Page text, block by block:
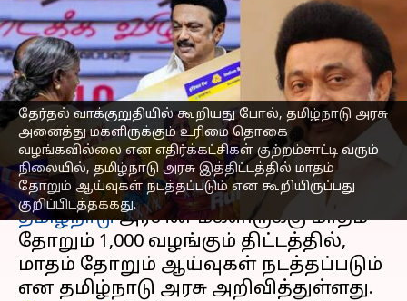
தேர்தல் வாக்குறுதியில் கூறியது போல், தமிழ்நாடு அரசு
அனைத்து மகளிருக்கும் உரிமை தொகை
வழங்கவில்லை என எதிர்க்கட்சிகள் குற்றம்சாட்டி வரும்
நிலையில், தமிழ்நாடு அரசு இத்திட்டத்தில் மாதம்
தோறும் ஆய்வுகள் நடத்தப்படும் என கூறியிருப்பது
குறிப்பிடத்தக்கது.
மகளிர் உரிமைத்தொகை
திட்டத்தில் மாதம்தோறும்
ஆய்வு நடத்தப்படும் என
தமிழ்நாடு அரசு அறிவிப்பு
எழுதியவர் Srinath r Oct 22, 2023 10:42 am
செய்தி முன்னோட்டம்
தமிழ்நாடுஅரசின் மகளிருக்கு மாதம்
தோறும் ₹1,000 வழங்கும் திட்டத்தில்,
மாதம் தோறும் ஆய்வுகள் நடத்தப்படும்